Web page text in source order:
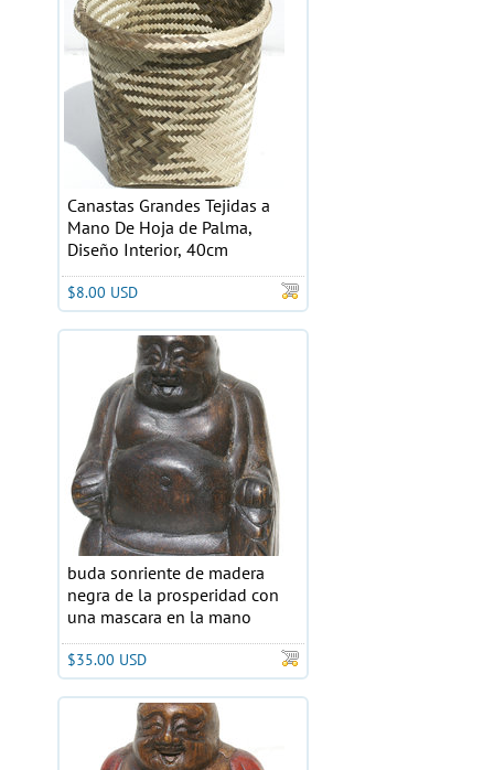
Canastas Grandes Tejidas a
Mano De Hoja de Palma,
Diseño Interior, 40cm
$8.00 USD
buda sonriente de madera
negra de la prosperidad con
una mascara en la mano
$35.00 USD